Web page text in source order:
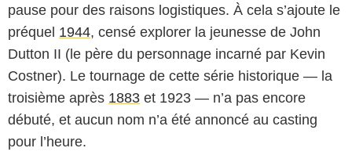
pause pour des raisons logistiques. À cela s’ajoute le
préquel 1944, censé explorer la jeunesse de John
Dutton II (le père du personnage incarné par Kevin
Costner). Le tournage de cette série historique — la
troisième après 1883 et 1923 — n’a pas encore
débuté, et aucun nom n’a été annoncé au casting
pour l’heure.